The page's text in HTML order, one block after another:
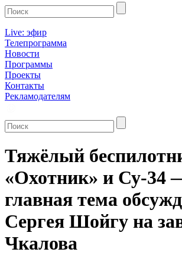
Live: эфир
Телепрограмма
Новости
Программы
Проекты
Контакты
Рекламодателям
Тяжёлый
«Охотник» и Су-34
главная тема
Сергея Шойгу на
Чкалова